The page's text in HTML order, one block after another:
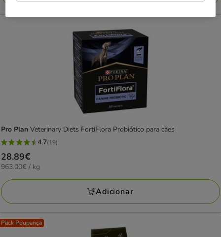
Pro Plan Veterinary Diets FortiFlora Probiótico para cães
4.7
estrelas
com
19
avaliações
4.7(19)
Preço
28.89€
28.89€
963.00€
KG
963.00€ / kg
Adicionar
Pack Poupança